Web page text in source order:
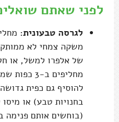
לפני שאתם
לגרסה טבעונית:
משקה צמחי לא
של אלפרו למשל, או
מחליפים ב-
להוסיף גם כפית
בחנויות טבע) או
(בוחשים אותם פנימה